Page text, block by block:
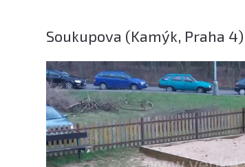
Soukupova (Kamýk, Praha 4)